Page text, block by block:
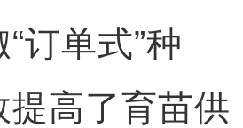
订单式”种
提高了育苗供